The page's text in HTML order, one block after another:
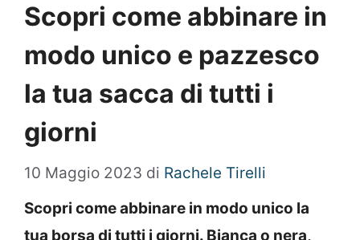
Scopri come abbinare in
modo unico e pazzesco
la tua sacca di tutti i
giorni
10 Maggio 2023 di Rachele Tirelli
Scopri come abbinare in modo unico la
tua borsa di tutti i giorni. Bianca o nera,